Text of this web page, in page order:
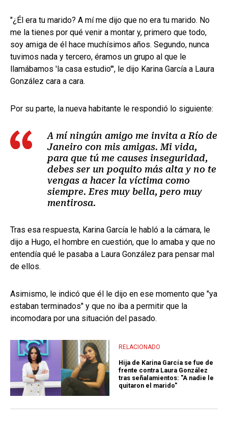
"¿Él era tu marido? A mí me dijo que no era tu marido. No
me la tienes por qué venir a montar y, primero que todo,
soy amiga de él hace muchísimos años. Segundo, nunca
tuvimos nada y tercero, éramos un grupo al que le
llamábamos 'la casa estudio'", le dijo Karina García a Laura
González cara a cara.
Por su parte, la nueva habitante le respondió lo siguiente:
A mí ningún amigo me invita a Río de
Janeiro con mis amigas. Mi vida,
para que tú me causes inseguridad,
debes ser un poquito más alta y no te
vengas a hacer la víctima como
siempre. Eres muy bella, pero muy
mentirosa.
Tras esa respuesta, Karina García le habló a la cámara, le
dijo a Hugo, el hombre en cuestión, que lo amaba y que no
entendía qué le pasaba a Laura González para pensar mal
de ellos.
Asimismo, le indicó que él le dijo en ese momento que "ya
estaban terminados" y que no iba a permitir que la
incomodara por una situación del pasado.
RELACIONADO
Hija de Karina García se fue de
frente contra Laura González
tras señalamientos: "A nadie le
quitaron el marido"